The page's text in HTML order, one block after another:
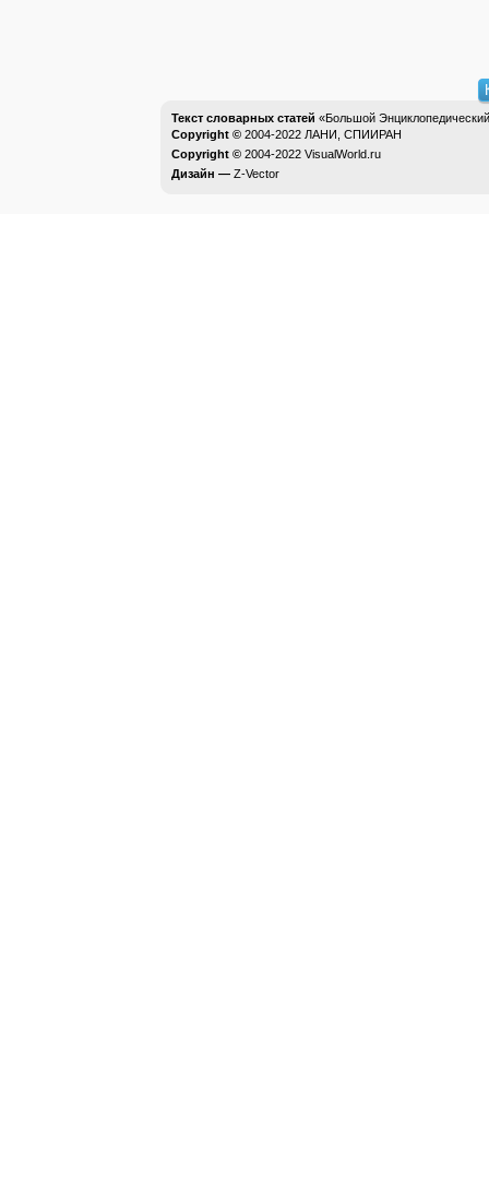
Текст словарных статей «Большой
Copyright © 2004-2022 ЛАНИ, СПИИРАН
Copyright © 2004-2022 VisualWorld.ru
Дизайн — Z-Vector